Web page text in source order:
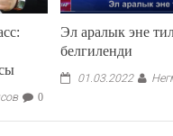
0
Эл аралык эне
белгиленди
01.03.2022